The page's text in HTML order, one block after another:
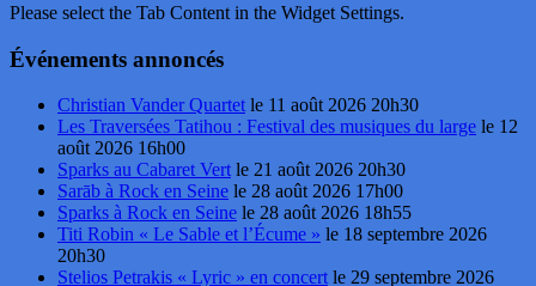
Please select the Tab Content in the Widget Settings.
Événements annoncés
Christian Vander Quartet le 11 août 2026 20h30
Les Traversées Tatihou : Festival des musiques du large le 12
août 2026 16h00
Sparks au Cabaret Vert le 21 août 2026 20h30
Sarāb à Rock en Seine le 28 août 2026 17h00
Sparks à Rock en Seine le 28 août 2026 18h55
Titi Robin « Le Sable et l’Écume » le 18 septembre 2026
20h30
Stelios Petrakis « Lyric » en concert le 29 septembre 2026